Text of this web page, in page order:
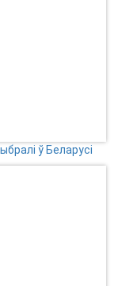
ў Беларусі